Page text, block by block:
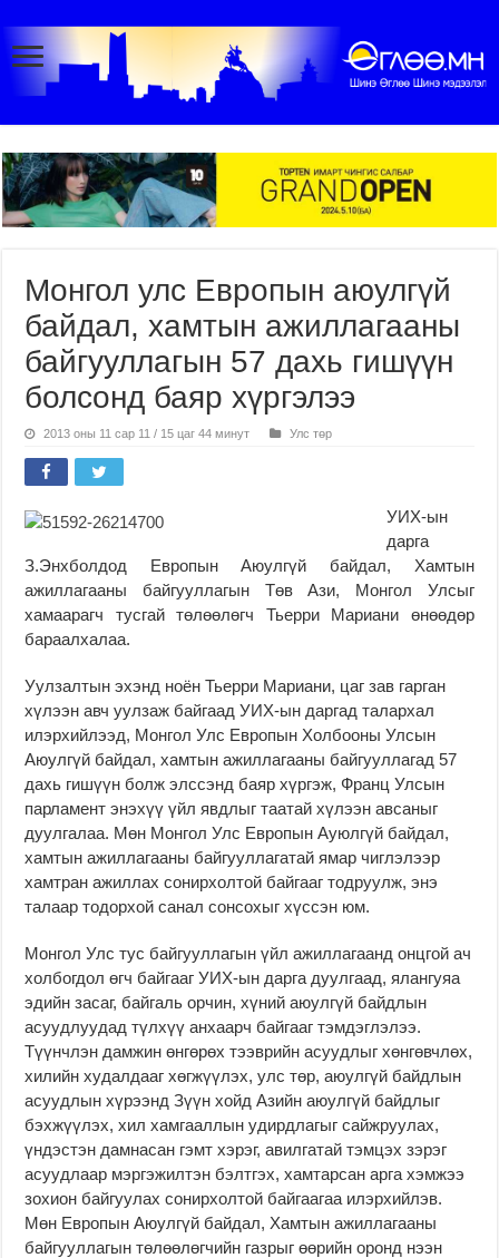
Монгол улс Европын аюулгүй
байдал, хамтын ажиллагааны
байгууллагын 57 дахь гишүүн
болсонд баяр хүргэлээ
2013 оны 11 сар 11 / 15 цаг 44 минут Улс төр
УИХ-ын
дарга
З.Энхболдод Европын Аюулгүй байдал, Хамтын
ажиллагааны байгууллагын Төв Ази, Монгол Улсыг
хамаарагч тусгай төлөөлөгч Тьерри Мариани өнөөдөр
бараалхалаа.
Уулзалтын эхэнд ноён Тьерри Мариани, цаг зав гарган
хүлээн авч уулзаж байгаад УИХ-ын даргад талархал
илэрхийлээд, Монгол Улс Европын Холбооны Улсын
Аюулгүй байдал, хамтын ажиллагааны байгууллагад 57
дахь гишүүн болж элссэнд баяр хүргэж, Франц Улсын
парламент энэхүү үйл явдлыг таатай хүлээн авсаныг
дуулгалаа. Мөн Монгол Улс Европын Ауюлгүй байдал,
хамтын ажиллагааны байгууллагатай ямар чиглэлээр
хамтран ажиллах сонирхолтой байгааг тодруулж, энэ
талаар тодорхой санал сонсохыг хүссэн юм.
Монгол Улс тус байгууллагын үйл ажиллагаанд онцгой ач
холбогдол өгч байгааг УИХ-ын дарга дуулгаад, ялангуяа
эдийн засаг, байгаль орчин, хүний аюулгүй байдлын
асуудлуудад түлхүү анхаарч байгааг тэмдэглэлээ.
Түүнчлэн дамжин өнгөрөх тээврийн асуудлыг хөнгөвчлөх,
хилийн худалдааг хөгжүүлэх, улс төр, аюулгүй байдлын
асуудлын хүрээнд Зүүн хойд Азийн аюулгүй байдлыг
бэхжүүлэх, хил хамгааллын удирдлагыг сайжруулах,
үндэстэн дамнасан гэмт хэрэг, авилгатай тэмцэх зэрэг
асуудлаар мэргэжилтэн бэлтгэх, хамтарсан арга хэмжээ
зохион байгуулах сонирхолтой байгаагаа илэрхийлэв.
Мөн Европын Аюулгүй байдал, Хамтын ажиллагааны
байгууллагын төлөөлөгчийн газрыг өөрийн оронд нээн